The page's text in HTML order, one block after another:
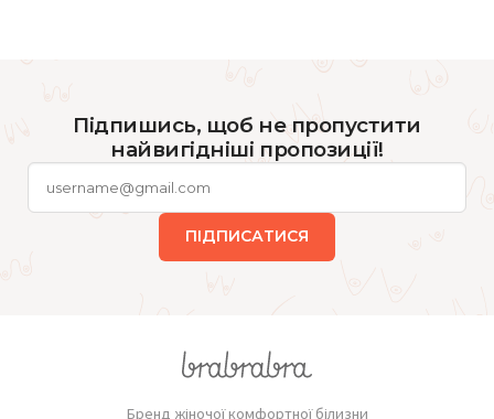
Підпишись, щоб не пропустити
найвигідніші пропозиції!
ПІДПИСАТИСЯ
Бренд жіночої комфортної білизни